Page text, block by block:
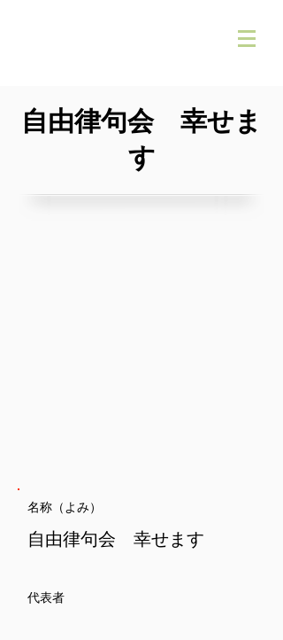
自由律句会 幸せま
す
名称（よみ）
自由律句会 幸せます
代表者